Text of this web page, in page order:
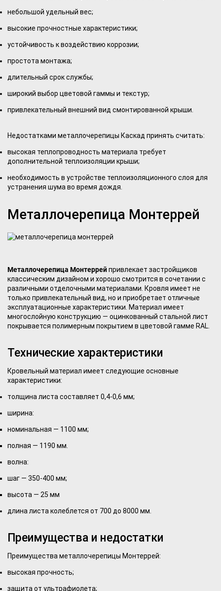
небольшой удельный вес;
высокие прочностные характеристики;
устойчивость к воздействию коррозии;
простота монтажа;
длительный срок службы;
широкий выбор цветовой гаммы и текстур;
привлекательный внешний вид смонтированной крыши.
Недостатками металлочерепицы Каскад принять считать:
высокая теплопроводность материала требует
дополнительной теплоизоляции крыши;
необходимость в устройстве теплоизоляционного слоя для
устранения шума во время дождя.
Металлочерепица Монтеррей
Металлочерепица Монтеррейпривлекает застройщиков
классическим дизайном и хорошо смотрится в сочетании с
различными отделочными материалами. Кровля имеет не
только привлекательный вид, но и приобретает отличные
эксплуатационные характеристики. Материал имеет
многослойную конструкцию — оцинкованный стальной лист
покрывается полимерным покрытием в цветовой гамме RAL.
Технические характеристики
Кровельный материал имеет следующие основные
характеристики:
толщина листа составляет 0,4-0,6 мм;
ширина:
номинальная — 1100 мм;
полная — 1190 мм.
волна:
шаг — 350-400 мм;
высота — 25 мм
длина листа колеблется от 700 до 8000 мм.
Преимущества и недостатки
Преимущества металлочерепицы Монтеррей:
высокая прочность;
защита от ультрафиолета;